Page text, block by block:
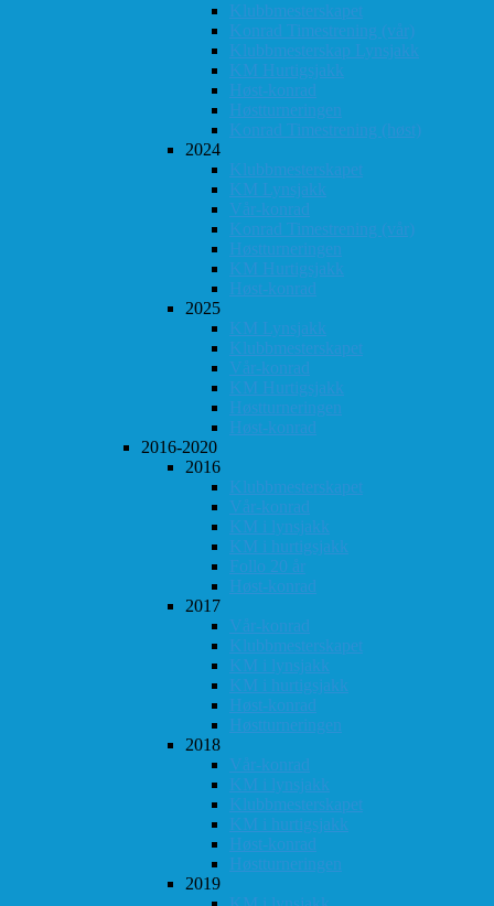
Klubbmesterskapet
Konrad Timestrening (vår)
Klubbmesterskap Lynsjakk
KM Hurtigsjakk
Høst-konrad
Høstturneringen
Konrad Timestrening (høst)
2024
Klubbmesterskapet
KM Lynsjakk
Vår-konrad
Konrad Timestrening (vår)
Høstturneringen
KM Hurtigsjakk
Høst-konrad
2025
KM Lynsjakk
Klubbmesterskapet
Vår-konrad
KM Hurtigsjakk
Høstturneringen
Høst-konrad
2016-2020
2016
Klubbmesterskapet
Vår-konrad
KM i lynsjakk
KM i hurtigsjakk
Follo 20 år
Høst-konrad
2017
Vår-konrad
Klubbmesterskapet
KM i lynsjakk
KM i hurtigsjakk
Høst-konrad
Høstturneringen
2018
Vår-konrad
KM i lynsjakk
Klubbmesterskapet
KM i hurtigsjakk
Høst-konrad
Høstturneringen
2019